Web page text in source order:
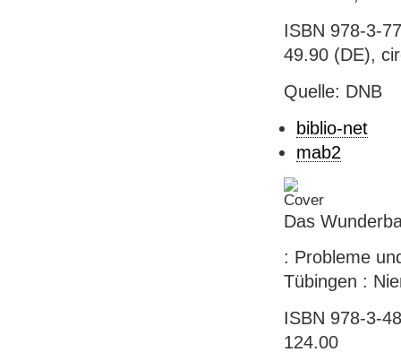
ISBN 978-3-
49.90 (DE),
Quelle: DNB
biblio-net
mab2
Das
: Probleme
Tübingen :
ISBN 978-3-
124.00